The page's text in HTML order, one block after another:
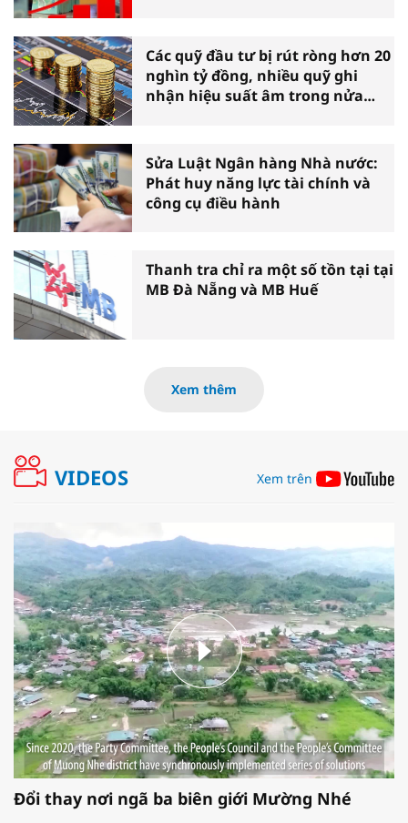
Các quỹ đầu tư bị rút ròng hơn 20
nghìn tỷ đồng, nhiều quỹ ghi
nhận hiệu suất âm trong nửa
Sửa Luật Ngân hàng Nhà nước:
Phát huy năng lực tài chính và
công cụ điều hành
Thanh tra chỉ ra một số tồn tại tại
MB Đà Nẵng và MB Huế
Xem thêm
VIDEOS Xem trên
Đổi thay nơi ngã ba biên giới Mường Nhé